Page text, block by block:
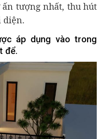
tượng nhất, thu hút
diện.
áp dụng vào trong
để.